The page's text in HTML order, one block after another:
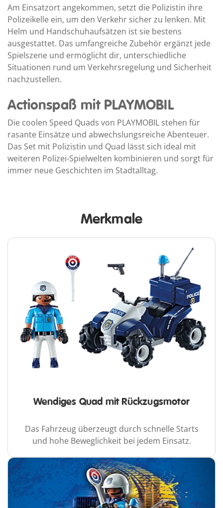
Am Einsatzort angekommen, setzt die Polizistin ihre
Polizeikelle ein, um den Verkehr sicher zu lenken. Mit
Helm und Handschuhaufsätzen ist sie bestens
ausgestattet. Das umfangreiche Zubehör ergänzt jede
Spielszene und ermöglicht dir, unterschiedliche
Situationen rund um Verkehrsregelung und Sicherheit
nachzustellen.
Actionspaß mit PLAYMOBIL
Die coolen Speed Quads von PLAYMOBIL stehen für
rasante Einsätze und abwechslungsreiche Abenteuer.
Das Set mit Polizistin und Quad lässt sich ideal mit
weiteren Polizei-Spielwelten kombinieren und sorgt für
immer neue Geschichten im Stadtalltag.
Merkmale
Wendiges Quad mit Rückzugsmotor
Das Fahrzeug überzeugt durch schnelle Starts
und hohe Beweglichkeit bei jedem Einsatz.